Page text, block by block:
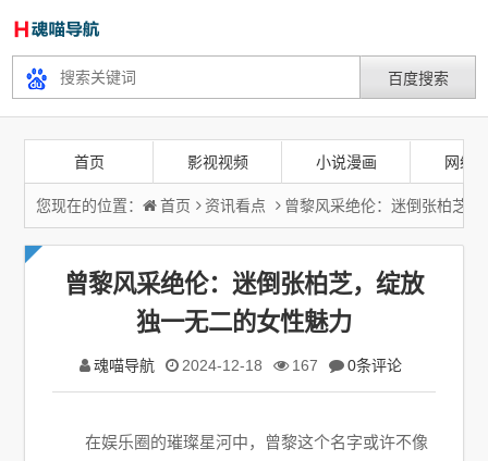
首页 影视视频 小说漫画 网络
您现在的位置： 首页 资讯看点 曾黎风采绝伦：迷倒张柏芝
曾黎风采绝伦：迷倒张柏芝，绽放
独一无二的女性魅力
魂喵导航 2024-12-18 167 0条评论
在娱乐圈的璀璨星河中，曾黎这个名字或许不像